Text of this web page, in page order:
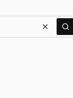
Wyczyść